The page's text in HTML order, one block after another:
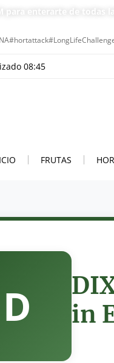
para enterarte de todas
#hortattack
08:45
FRUTAS
D
in